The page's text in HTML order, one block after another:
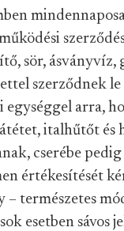
sör, ásványvíz,
szerződnek le
egységgel arra,
italhűtőt és
cserébe
értékesítését
– természetes
esetben sávos